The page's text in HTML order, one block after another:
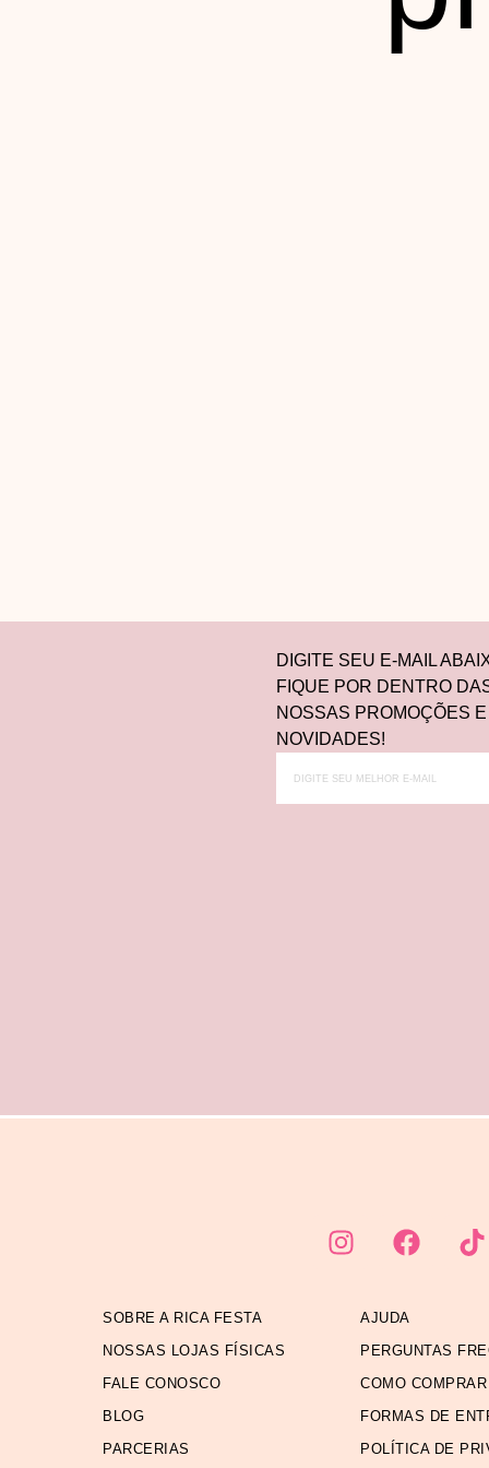
DIGITE SEU E-MAIL
FIQUE POR DENTRO
NOSSAS PROMOÇÕES E
NOVIDADES!
SOBRE A RICA FESTA
NOSSAS LOJAS FÍSICAS
FALE CONOSCO
BLOG
PARCERIAS
AJUDA
PERGUNTAS
COMO COMPRAR
FORMAS DE
POLÍTICA DE